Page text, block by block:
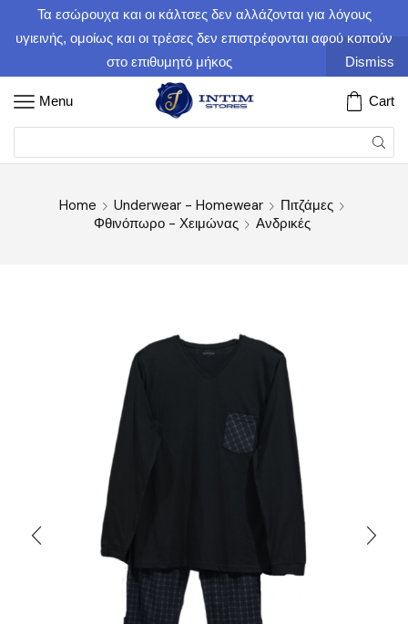
Τα εσώρουχα και οι κάλτσες δεν αλλάζονται για λόγους
υγιεινής, ομοίως και οι τρέσες δεν επιστρέφονται αφού κοπούν
στο επιθυμητό μήκος
Dismiss
Menu Cart
Home Underwear - Homewear
Πιτζάμες
Φθινόπωρο - Χειμώνας
Ανδρικές